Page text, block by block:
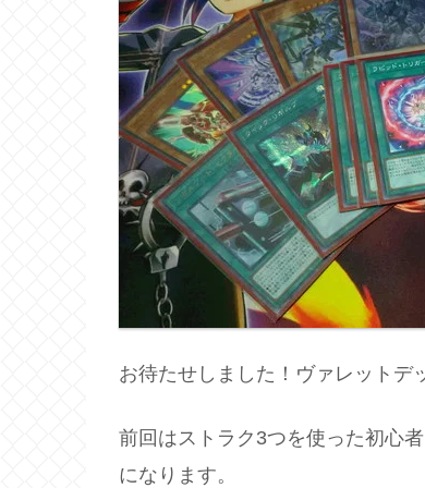
お待たせしました！ヴァレットデ
前回はストラク3つを使った初心
になります。